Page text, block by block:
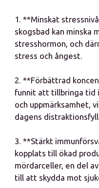
1. **Minskat
skogsbad kan minska
stresshormon, och
stress och ångest.
2. **Förbättrad
funnit att tillbringa tid
och uppmärksamhet,
dagens
3. **Stärkt
kopplats till ökad
mördarceller, en del
till att skydda mot